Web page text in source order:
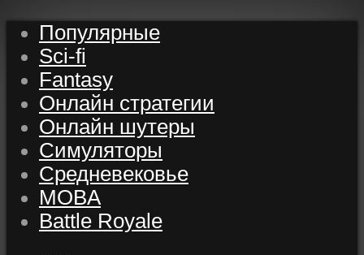
Популярные
Sci-fi
Fantasy
Онлайн стратегии
Онлайн шутеры
Симуляторы
Средневековье
MOBA
Battle Royale